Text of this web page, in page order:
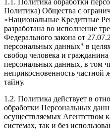
1.1. Политика обработки
Политика) Общества с
«Национальные Кредитные
разработана во исполнение
Федерального закона от
персональных данных" в
свобод человека и
персональных данных, в том
неприкосновенность
тайну.
1.2. Политика действует в
обработки Персональных
осуществляемых Агентством
системах, так и без